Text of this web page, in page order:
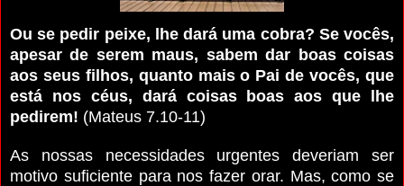
Ou se pedir peixe, lhe dará uma cobra? Se vocês,
apesar de serem maus, sabem dar boas coisas
aos seus filhos, quanto mais o Pai de vocês, que
está nos céus, dará coisas boas aos que lhe
pedirem! (Mateus 7.10-11)
As nossas necessidades urgentes deveriam ser
motivo suficiente para nos fazer orar. Mas, como se